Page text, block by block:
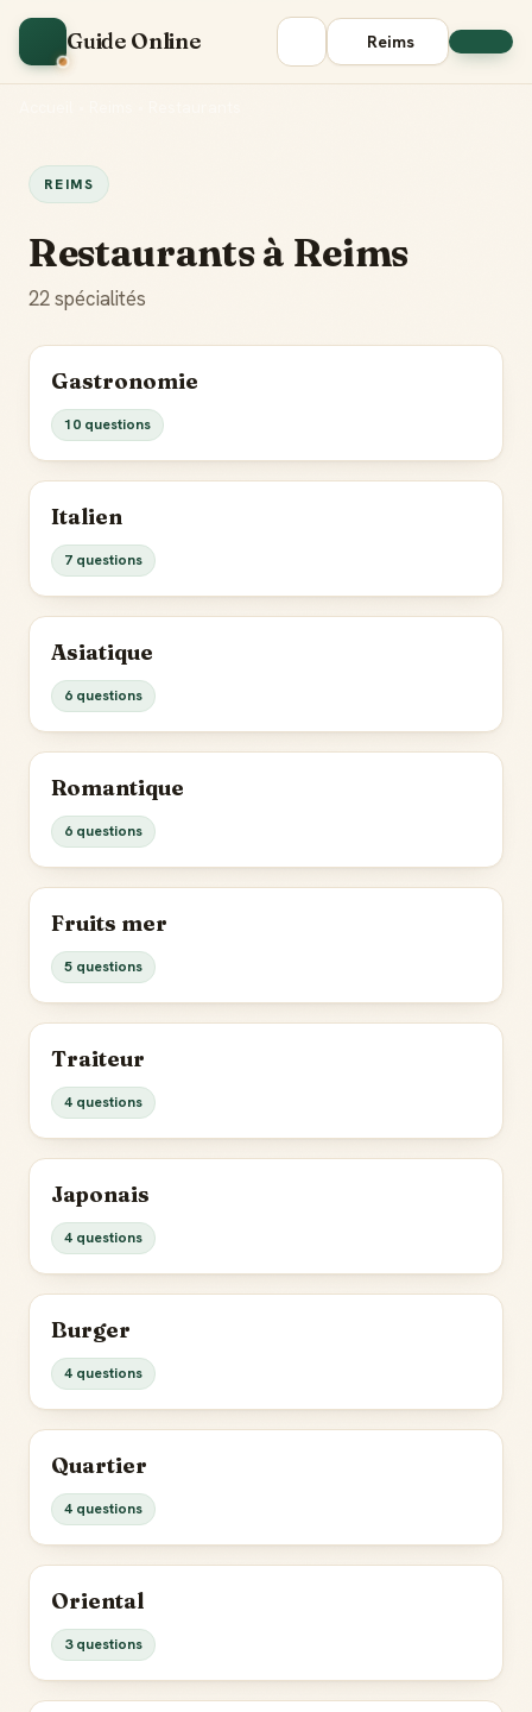
Guide Online Reims
REIMS
Restaurants à Reims
22 spécialités
Gastronomie
10 questions
Italien
7 questions
Asiatique
6 questions
Romantique
6 questions
Fruits mer
5 questions
Traiteur
4 questions
Japonais
4 questions
Burger
4 questions
Quartier
4 questions
Oriental
3 questions